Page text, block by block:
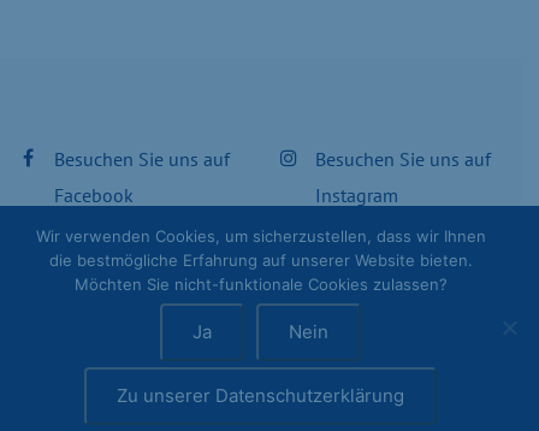
Besuchen Sie uns auf
Facebook
Besuchen Sie uns auf
Instagram
Datenschutzerklärung Impressum
Wir verwenden Cookies, um sicherzustellen, dass wir Ihnen
die bestmögliche Erfahrung auf unserer Website bieten.
Möchten Sie nicht-funktionale Cookies zulassen?
Ja Nein
Zu unserer Datenschutzerklärung